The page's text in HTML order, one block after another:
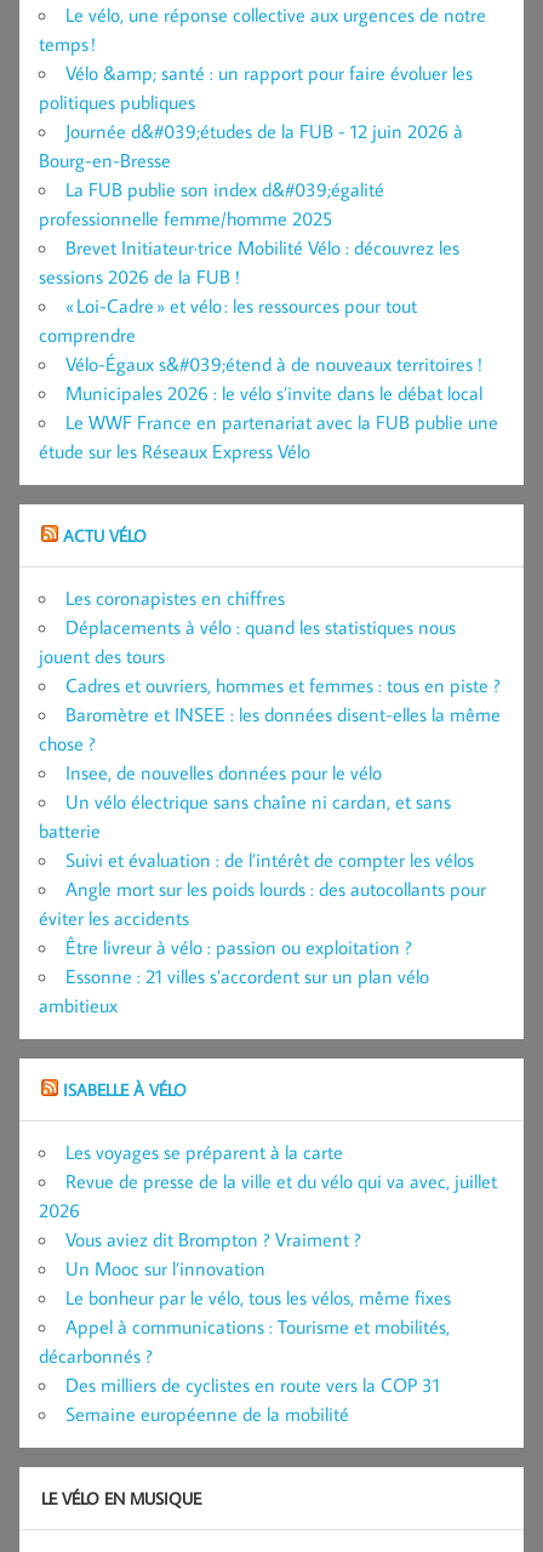
Le vélo, une réponse collective aux urgences de notre
temps !
Vélo &amp; santé : un rapport pour faire évoluer les
politiques publiques
Journée d&#039;études de la FUB - 12 juin 2026 à
Bourg-en-Bresse
La FUB publie son index d&#039;égalité
professionnelle femme/homme 2025
Brevet Initiateur·trice Mobilité Vélo : découvrez les
sessions 2026 de la FUB !
« Loi-Cadre » et vélo : les ressources pour tout
comprendre
Vélo-Égaux s&#039;étend à de nouveaux territoires !
Municipales 2026 : le vélo s’invite dans le débat local
Le WWF France en partenariat avec la FUB publie une
étude sur les Réseaux Express Vélo
ACTU VÉLO
Les coronapistes en chiffres
Déplacements à vélo : quand les statistiques nous
jouent des tours
Cadres et ouvriers, hommes et femmes : tous en piste ?
Baromètre et INSEE : les données disent-elles la même
chose ?
Insee, de nouvelles données pour le vélo
Un vélo électrique sans chaîne ni cardan, et sans
batterie
Suivi et évaluation : de l’intérêt de compter les vélos
Angle mort sur les poids lourds : des autocollants pour
éviter les accidents
Être livreur à vélo : passion ou exploitation ?
Essonne : 21 villes s’accordent sur un plan vélo
ambitieux
ISABELLE À VÉLO
Les voyages se préparent à la carte
Revue de presse de la ville et du vélo qui va avec, juillet
2026
Vous aviez dit Brompton ? Vraiment ?
Un Mooc sur l’innovation
Le bonheur par le vélo, tous les vélos, même fixes
Appel à communications : Tourisme et mobilités,
décarbonnés ?
Des milliers de cyclistes en route vers la COP 31
Semaine européenne de la mobilité
LE VÉLO EN MUSIQUE